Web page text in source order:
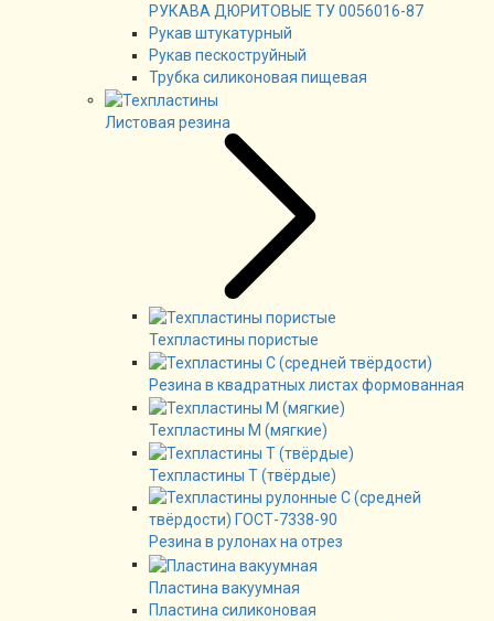
РУКАВА ДЮРИТОВЫЕ ТУ 0056016-87
Рукав штукатурный
Рукав пескоструйный
Трубка силиконовая пищевая
Листовая резина
Техпластины пористые
Резина в квадратных листах формованная
Техпластины М (мягкие)
Техпластины Т (твёрдые)
Резина в рулонах на отрез
Пластина вакуумная
Пластина силиконовая